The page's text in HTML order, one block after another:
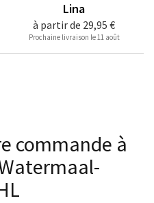
à partir de 29,95 €
Lina
Prochaine livraison le 11 août
commande à